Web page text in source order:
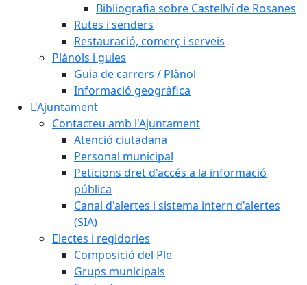
Bibliografia sobre Castellví de Rosanes
Rutes i senders
Restauració, comerç i serveis
Plànols i guies
Guia de carrers / Plànol
Informació geogràfica
L'Ajuntament
Contacteu amb l'Ajuntament
Atenció ciutadana
Personal municipal
Peticions dret d'accés a la informació
pública
Canal d'alertes i sistema intern d'alertes
(SIA)
Electes i regidories
Composició del Ple
Grups municipals